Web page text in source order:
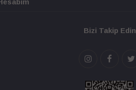
Bizi Takip Edin